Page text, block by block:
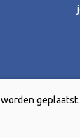
geplaatst.